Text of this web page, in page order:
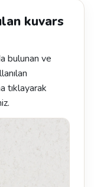
kuvars
bulunan ve
tıklayarak